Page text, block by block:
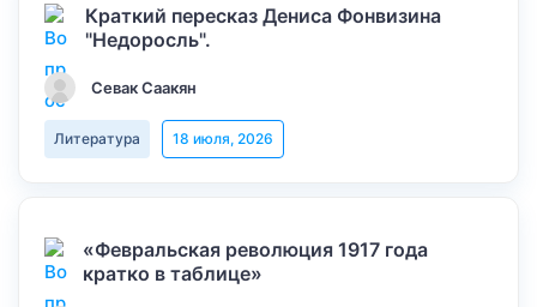
Краткий пересказ Дениса Фонвизина
"Недоросль".
Севак Саакян
Литература 18 июля, 2026
«Февральская революция 1917 года
кратко в таблице»